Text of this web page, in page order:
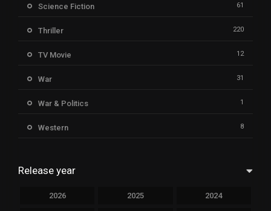
Science Fiction 61
Thriller 220
TV Movie 12
War 31
War & Politics 1
Western 8
Release year
2026 2025 2024